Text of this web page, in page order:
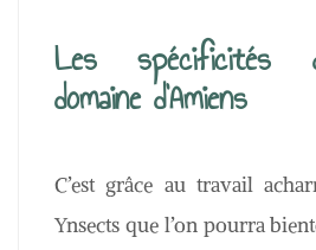
Les spécificités
domaine d’Amiens
C’est grâce au travail
Ynsects que l’on pourra